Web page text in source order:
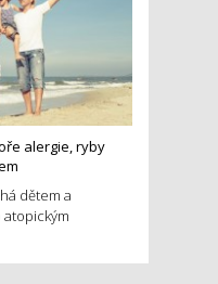
alergie, ryby
dětem a